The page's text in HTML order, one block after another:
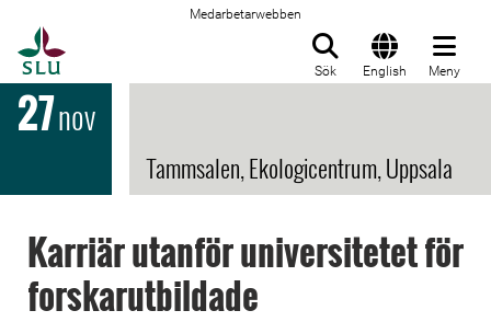
Medarbetarwebben
Sök English Meny
27nov
Tammsalen, Ekologicentrum, Uppsala
Karriär utanför universitetet för
forskarutbildade